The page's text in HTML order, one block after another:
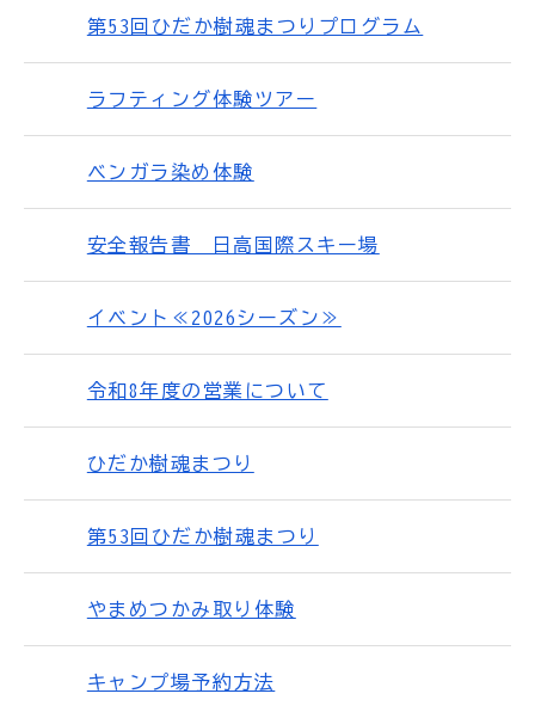
第53回ひだか樹魂まつりプログラム
ラフティング体験ツアー
ベンガラ染め体験
安全報告書 日高国際スキー場
イベント≪2026シーズン≫
令和8年度の営業について
ひだか樹魂まつり
第53回ひだか樹魂まつり
やまめつかみ取り体験
キャンプ場予約方法